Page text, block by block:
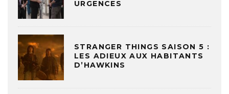
URGENCES
STRANGER THINGS SAISON 5 :
LES ADIEUX AUX HABITANTS
D’HAWKINS